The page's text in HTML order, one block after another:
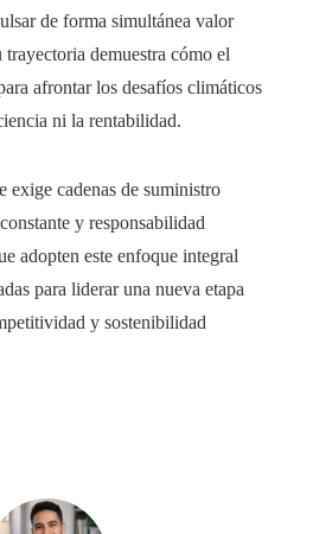
de forma simultánea valor
demuestra cómo el
afrontar los desafíos climáticos
ni la rentabilidad.
exige cadenas de suministro
y responsabilidad
adopten este enfoque integral
para liderar una nueva etapa
y sostenibilidad